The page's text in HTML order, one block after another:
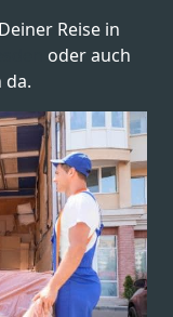
Reise in
oder auch
da.